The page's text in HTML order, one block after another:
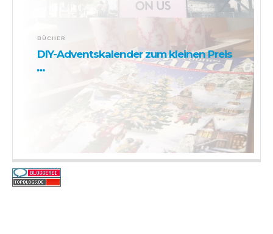
BÜCHER
DIY-Adventskalender zum kleinen Preis